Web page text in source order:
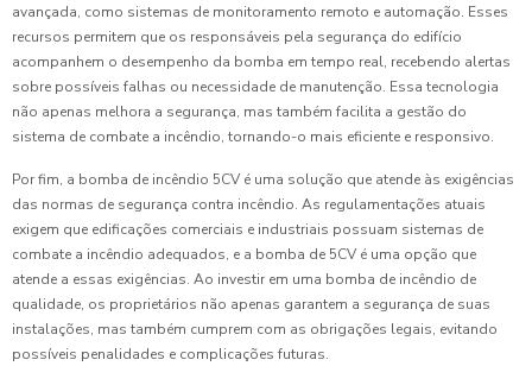
avançada, como sistemas de monitoramento remoto e automação. Esses
recursos permitem que os responsáveis pela segurança do edifício
acompanhem o desempenho da bomba em tempo real, recebendo alertas
sobre possíveis falhas ou necessidade de manutenção. Essa tecnologia
não apenas melhora a segurança, mas também facilita a gestão do
sistema de combate a incêndio, tornando-o mais eficiente e responsivo.
Por fim, a bomba de incêndio 5CV é uma solução que atende às exigências
das normas de segurança contra incêndio. As regulamentações atuais
exigem que edificações comerciais e industriais possuam sistemas de
combate a incêndio adequados, e a bomba de 5CV é uma opção que
atende a essas exigências. Ao investir em uma bomba de incêndio de
qualidade, os proprietários não apenas garantem a segurança de suas
instalações, mas também cumprem com as obrigações legais, evitando
possíveis penalidades e complicações futuras.